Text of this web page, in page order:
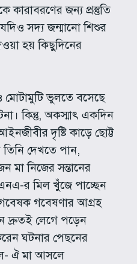
জন্য প্রস্তুতি
সদ্য জন্মানো শিশুর
হয় কিছুদিনের
ভুলতে বসেছে
কিন্তু, অকস্মাৎ একদিন
দৃষ্টি কাড়ে ছোট্ট
দেখতে পান,
মা নিজের সন্তানের
র মিল খুঁজে পাচ্ছেন
গবেষণার আগ্রহ
দ্রুতই লেগে পড়েন
ঘটনার পেছনের
ঐ মা আসলে